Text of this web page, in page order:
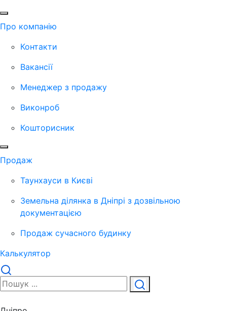
Про компанію
Контакти
Вакансії
Менеджер з продажу
Виконроб
Кошторисник
Продаж
Таунхауси в Києві
Земельна ділянка в Дніпрі з дозвільною
документацією
Продаж сучасного будинку
Калькулятор